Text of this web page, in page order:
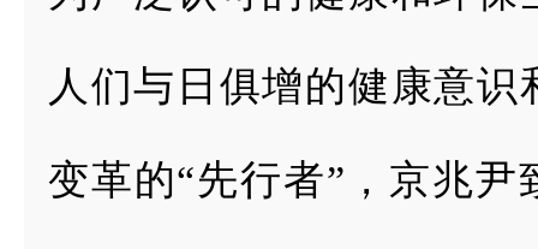
人 们与日俱增的健康意识
变革的“先行者”，京兆尹